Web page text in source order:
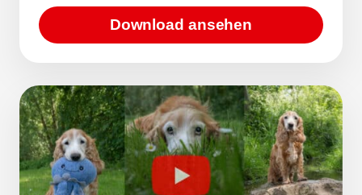
Download ansehen